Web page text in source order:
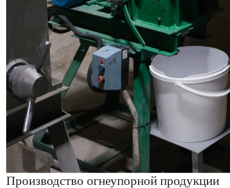
Производство огнеупорной продукции